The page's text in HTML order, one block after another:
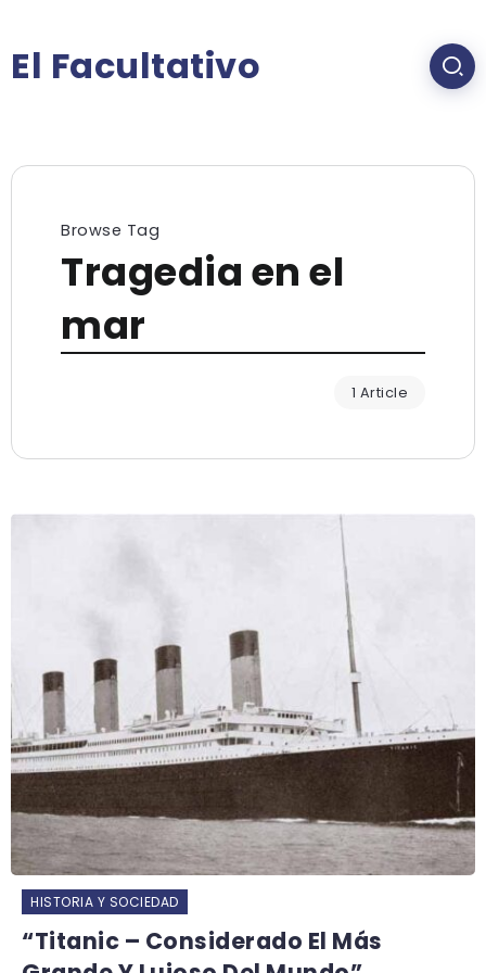
El Facultativo
Browse Tag
Tragedia en el
mar
1 Article
HISTORIA Y SOCIEDAD
“Titanic – Considerado El Más